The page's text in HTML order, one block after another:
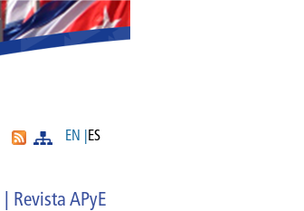
Más EN | ES
Revista APyE